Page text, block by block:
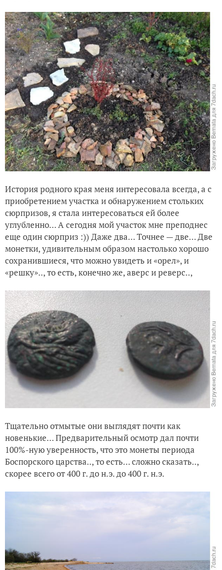
История родного края меня интересовала всегда, а с
приобретением участка и обнаружением стольких
сюрпризов, я стала интересоваться ей более
углубленно… А сегодня мой участок мне преподнес
еще один сюрприз :)) Даже два… Точнее — две… Две
монетки, удивительным образом настолько хорошо
сохранившиеся, что можно увидеть и «орел», и
«решку».., то есть, конечно же, аверс и реверс..,
Тщательно отмытые они выглядят почти как
новенькие… Предварительный осмотр дал почти
100%-ную уверенность, что это монеты периода
Боспорского царства.., то есть… сложно сказать..,
скорее всего от 400 г. до н.э. до 400 г. н.э.